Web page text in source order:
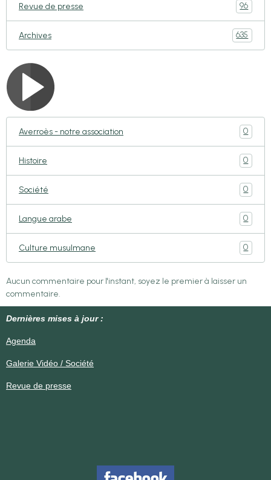
Revue de presse 96
Archives 635
Averroès - notre association 0
Histoire 0
Société 0
Langue arabe 0
Culture musulmane 0
Aucun commentaire pour l'instant, soyez le premier à laisser un
commentaire.
Dernières mises à jour :
Agenda
Galerie Vidéo / Société
Revue de presse